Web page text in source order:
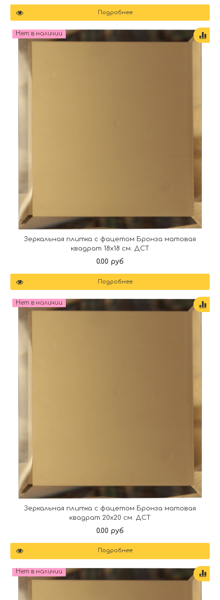
Подробнее
Нет в наличии
Зеркальная плитка с фацетом Бронза матовая
квадрат 18х18 см. ДСТ
0.00 руб
Подробнее
Нет в наличии
Зеркальная плитка с фацетом Бронза матовая
квадрат 20х20 см. ДСТ
0.00 руб
Подробнее
Нет в наличии